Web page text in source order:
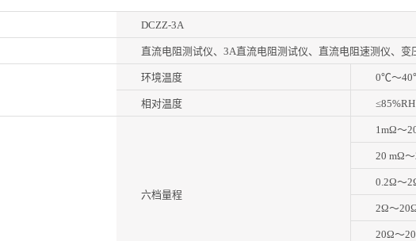
DCZZ-3A
直流电阻测试仪、3A直流电阻测试仪、直流电阻速测仪、
环境温度 0℃～
相对温度 ≤85%RH
六档量程
1mΩ～
20 mΩ
0.2Ω～
2Ω～
20Ω～